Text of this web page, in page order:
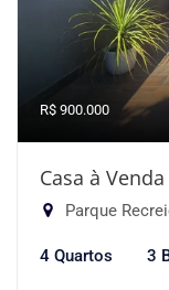
R$ 900.000
Casa à
Parque
4 Quartos 3